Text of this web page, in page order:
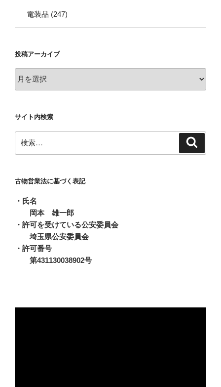
電装品 (247)
投稿アーカイブ
稿
カ
イ
ブ
サイト内検索
索:
古物営業法に基づく表記
・氏名
岡本 雄一郎
・許可を受けている公安委員会
埼玉県公安委員会
・許可番号
第431130038902号